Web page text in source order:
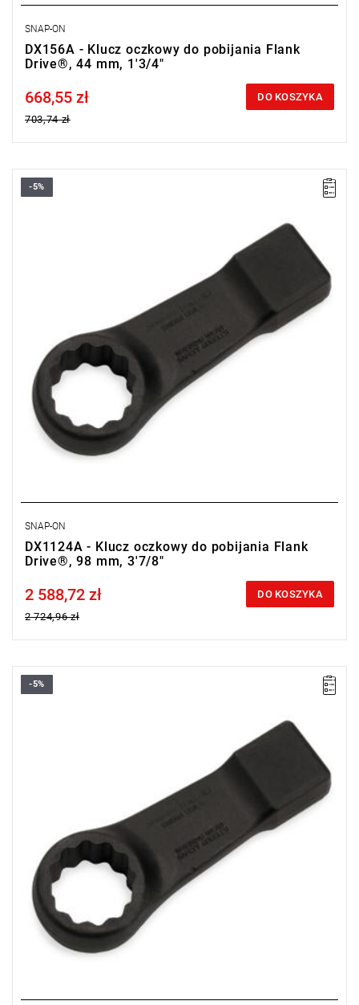
SNAP-ON
DX156A - Klucz oczkowy do pobijania Flank
Drive®, 44 mm, 1'3/4"
Price tax included
668,55 zł
703,74 zł
DO KOSZYKA
-5%
SNAP-ON
DX1124A - Klucz oczkowy do pobijania Flank
Drive®, 98 mm, 3'7/8"
Price tax included
2 588,72 zł
2 724,96 zł
DO KOSZYKA
-5%